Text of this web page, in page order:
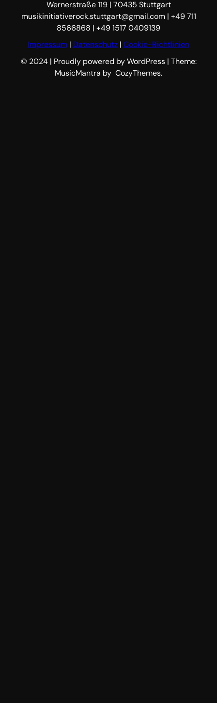
Wernerstraße 119 | 70435 Stuttgart
musikinitiativerock.stuttgart@gmail.com | +49 711
8566868 | +49 1517 0409139
Impressum | Datenschutz | Cookie-Richtlinien
© 2024 | Proudly powered by WordPress | Theme:
MusicMantra by CozyThemes.